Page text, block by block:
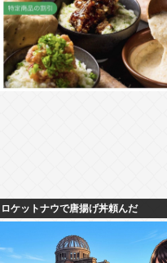
ロケットナウで唐揚げ丼頼んだ